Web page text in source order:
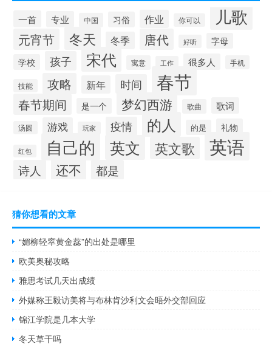
一首 专业 中国 习俗 作业 你可以 儿歌
元宵节 冬天 冬季 唐代 好听
字母
学校
孩子 宋代 寓意 工作 很多人 手机
技能 攻略 新年 时间 春节
春节期间 是一个 梦幻西游 歌曲 歌词
汤圆 游戏 玩家 疫情 的人 的是 礼物
红包 自己的 英文 英文歌 英语
诗人 还不 都是
猜你想看的文章
“媚柳轻窣黄金蕊”的出处是哪里
欧美奥秘攻略
雅思考试几天出成绩
外媒称王毅访美将与布林肯沙利文会晤外交部回应
锦江学院是几本大学
冬天草干吗